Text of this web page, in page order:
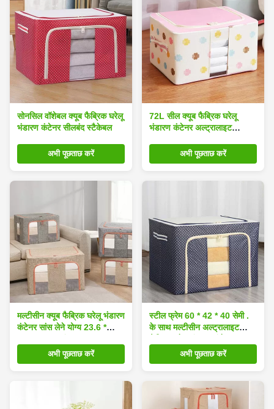
सोनसिल वॉशेबल क्यूब फैब्रिक घरेलू
भंडारण कंटेनर सीलबंद स्टैकेबल
अभी पूछताछ करें
72L सील क्यूब फैब्रिक घरेलू
भंडारण कंटेनर अल्ट्रालाइट
अभी पूछताछ करें
मल्टीसीन क्यूब फैब्रिक घरेलू भंडारण
कंटेनर सांस लेने योग्य 23.6 *
अभी पूछताछ करें
स्टील फ्रेम 60 * 42 * 40 सेमी .
के साथ मल्टीसीन अल्ट्रालाइट
अभी पूछताछ करें